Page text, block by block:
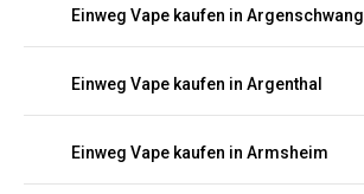
Einweg Vape kaufen in Argenschwang
Einweg Vape kaufen in Argenthal
Einweg Vape kaufen in Armsheim